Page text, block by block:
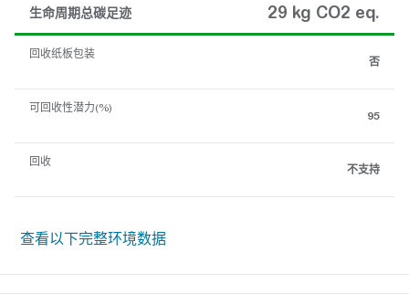
生命周期总碳足迹 29 kg CO2 eq.
回收纸板包装
否
可回收性潜力(%)
95
回收
不支持